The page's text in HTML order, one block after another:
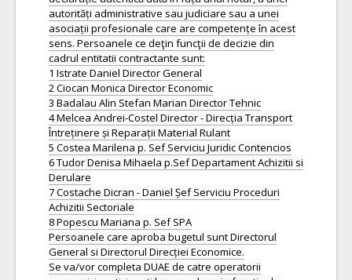
autorități administrative sau judiciare sau a unei
asociații profesionale care are competențe în acest
sens. Persoanele ce deţin funcţii de decizie din
cadrul entitatii contractante sunt:
1 Istrate Daniel Director General
2 Ciocan Monica Director Economic
3 Badalau Alin Stefan Marian Director Tehnic
4 Melcea Andrei-Costel Director - Direcția Transport
Întreținere și Reparații Material Rulant
5 Costea Marilena p. Sef Serviciu Juridic Contencios
6 Tudor Denisa Mihaela p.Sef Departament Achizitii si
Derulare
7 Costache Dicran - Daniel Șef Serviciu Proceduri
Achizitii Sectoriale
8 Popescu Mariana p. Sef SPA
Persoanele care aproba bugetul sunt Directorul
General si Directorul Direcției Economice.
Se va/vor completa DUAE de catre operatorii